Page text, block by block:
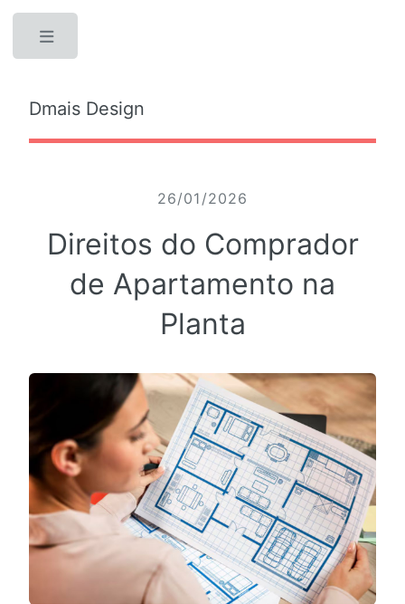
Dmais Design
26/01/2026
Direitos do Comprador
de Apartamento na
Planta